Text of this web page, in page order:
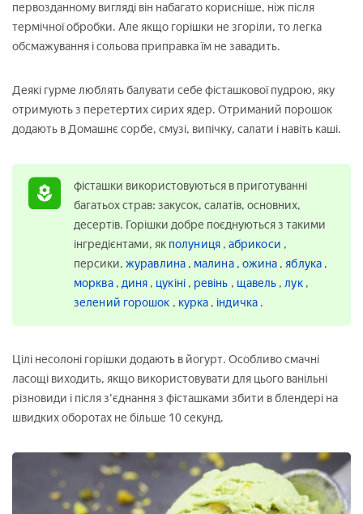
первозданному вигляді він набагато корисніше, ніж після
термічної обробки. Але якщо горішки не згоріли, то легка
обсмажування і сольова приправка їм не завадить.
Деякі гурме люблять балувати себе фісташкової пудрою, яку
отримують з перетертих сирих ядер. Отриманий порошок
додають в Домашнє сорбе, смузі, випічку, салати і навіть каші.
фісташки використовуються в приготуванні
багатьох страв: закусок, салатів, основних,
десертів. Горішки добре поєднуються з такими
інгредієнтами, як полуниця , абрикоси ,
персики, журавлина , малина , ожина ,яблука ,
морква , диня , цукіні , ревінь , щавель ,лук ,
зелений горошок , курка , індичка .
Цілі несолоні горішки додають в йогурт. Особливо смачні
ласощі виходить, якщо використовувати для цього ванільні
різновиди і після з'єднання з фісташками збити в блендері на
швидких оборотах не більше 10 секунд.